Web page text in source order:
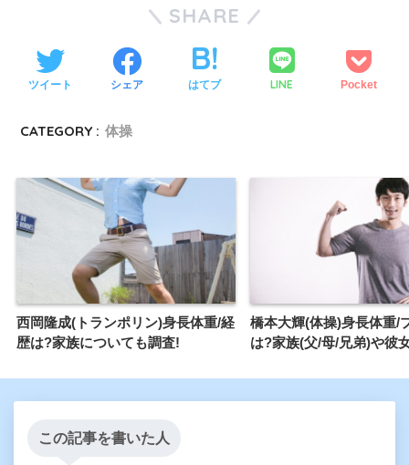
SHARE
ツイート シェア はてブ LINE Pocket
CATEGORY : 体操
西岡隆成(トランポリン)身長体重/経
歴は?家族についても調査!
橋本大輝(体操)身長体重/
は?家族(父/母/兄弟)や彼
この記事を書いた人